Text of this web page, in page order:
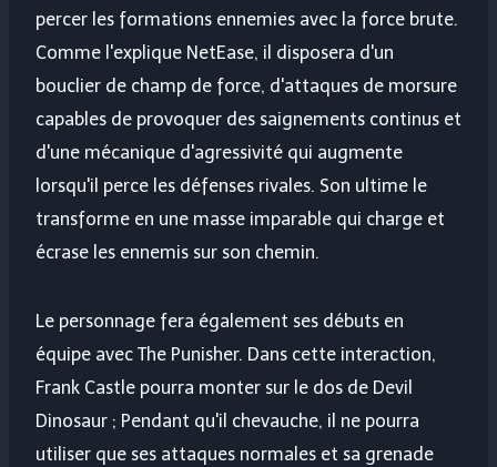
percer les formations ennemies avec la force brute.
Comme l'explique NetEase, il disposera d'un
bouclier de champ de force, d'attaques de morsure
capables de provoquer des saignements continus et
d'une mécanique d'agressivité qui augmente
lorsqu'il perce les défenses rivales. Son ultime le
transforme en une masse imparable qui charge et
écrase les ennemis sur son chemin.
Le personnage fera également ses débuts en
équipe avec The Punisher. Dans cette interaction,
Frank Castle pourra monter sur le dos de Devil
Dinosaur ; Pendant qu'il chevauche, il ne pourra
utiliser que ses attaques normales et sa grenade